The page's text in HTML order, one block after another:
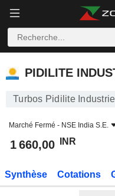
PIDILITE
Turbos Pidilite
Marché Fermé - NSE India S.E.
1 660,00 INR
Synthèse Cotations